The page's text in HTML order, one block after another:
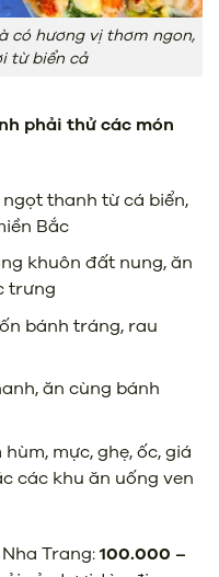
có hương vị thơm ngon,
từ biển cả
phải thử các món
thanh từ cá biển,
Bắc
khuôn đất nung, ăn
trưng
bánh tráng, rau
ăn cùng bánh
hùm, mực, ghẹ, ốc, giá
các khu ăn uống ven
Trang: 100.000 –